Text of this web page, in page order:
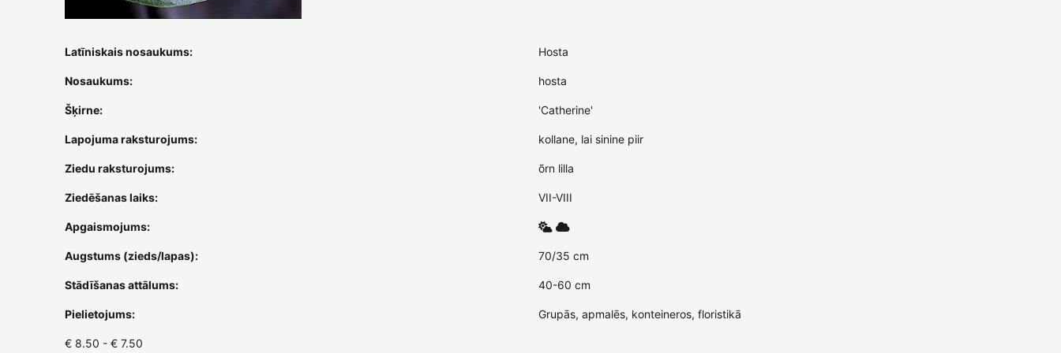
Latīniskais nosaukums: Hosta
Nosaukums: hosta
Šķirne: 'Catherine'
Lapojuma raksturojums: kollane, lai sinine piir
Ziedu raksturojums: õrn lilla
Ziedēšanas laiks: VII-VIII
Apgaismojums:
Augstums (zieds/lapas): 70/35 cm
Stādīšanas attālums: 40-60 cm
Pielietojums: Grupās, apmalēs, konteineros, floristikā
€ 8.50 - € 7.50